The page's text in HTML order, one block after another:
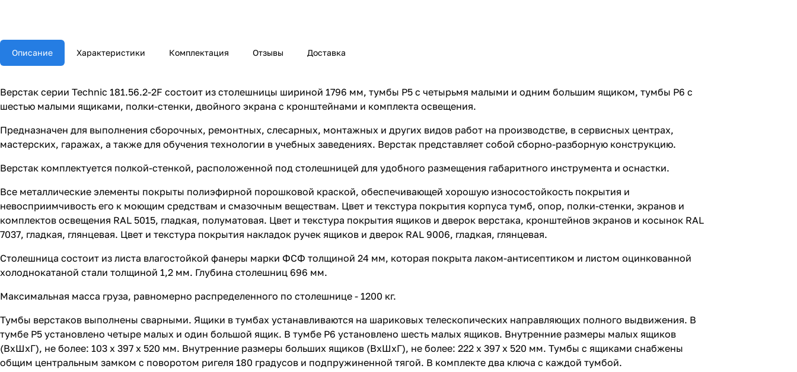
Описание Характеристики Комплектация Отзывы Доставка
Верстак серии Technic 181.56.2-2F состоит из столешницы шириной 1796 мм, тумбы P5 с четырьмя малыми и одним большим ящиком, тумбы P6 с
шестью малыми ящиками, полки-стенки, двойного экрана с кронштейнами и комплекта освещения.
Предназначен для выполнения сборочных, ремонтных, слесарных, монтажных и других видов работ на производстве, в сервисных центрах,
мастерских, гаражах, а также для обучения технологии в учебных заведениях. Верстак представляет собой сборно-разборную конструкцию.
Верстак комплектуется полкой-стенкой, расположенной под столешницей для удобного размещения габаритного инструмента и оснастки.
Все металлические элементы покрыты полиэфирной порошковой краской, обеспечивающей хорошую износостойкость покрытия и
невосприимчивость его к моющим средствам и смазочным веществам. Цвет и текстура покрытия корпуса тумб, опор, полки-стенки, экранов и
комплектов освещения RAL 5015, гладкая, полуматовая. Цвет и текстура покрытия ящиков и дверок верстака, кронштейнов экранов и косынок RAL
7037, гладкая, глянцевая. Цвет и текстура покрытия накладок ручек ящиков и дверок RAL 9006, гладкая, глянцевая.
Столешница состоит из листа влагостойкой фанеры марки ФСФ толщиной 24 мм, которая покрыта лаком-антисептиком и листом оцинкованной
холоднокатаной стали толщиной 1,2 мм. Глубина столешниц 696 мм.
Максимальная масса груза, равномерно распределенного по столешнице - 1200 кг.
Тумбы верстаков выполнены сварными. Ящики в тумбах устанавливаются на шариковых телескопических направляющих полного выдвижения. В
тумбе P5 установлено четыре малых и один большой ящик. В тумбе P6 установлено шесть малых ящиков. Внутренние размеры малых ящиков
(ВхШхГ), не более: 103 х 397 х 520 мм. Внутренние размеры больших ящиков (ВхШхГ), не более: 222 х 397 х 520 мм. Тумбы с ящиками снабжены
общим центральным замком с поворотом ригеля 180 градусов и подпружиненной тягой. В комплекте два ключа с каждой тумбой.